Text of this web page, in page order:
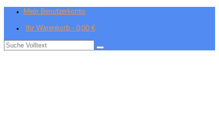
Mein Benutzerkonto
Ihr Warenkorb - 0,00 €
Suche